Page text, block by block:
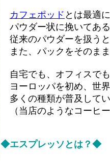
カフェポッド とは最適
パウダー状に挽いてあ
従来のパウダーを扱う
また、パックをそのま
自宅でも、オフィスで
ヨーロッパを初め、世界
多くの種類が普及してい
（当店のようなコーヒー
◆エスプレッソとは？◆